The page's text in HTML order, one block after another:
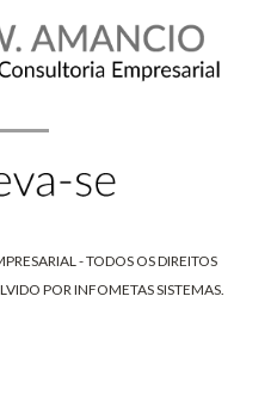
- TODOS OS DIREITOS
PORINFOMETAS SISTEMAS.